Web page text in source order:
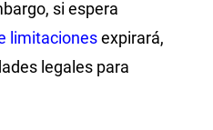
si espera
limitacionesexpirará,
legales para